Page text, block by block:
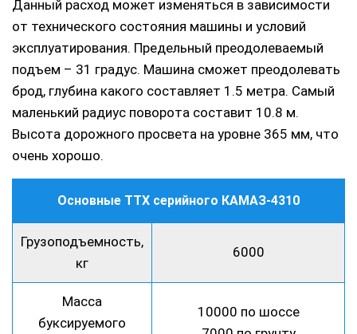
Данный расход может изменяться в зависимости
от технического состояния машины и условий
эксплуатирования. Предельный преодолеваемый
подъем – 31 градус. Машина сможет преодолевать
брод, глубина какого составляет 1.5 метра. Самый
маленький радиус поворота составит 10.8 м.
Высота дорожного просвета на уровне 365 мм, что
очень хорошо.
Основные ТТХ серийного КАМАЗ-4310
Грузоподъемность,
кг
6000
Масса
буксируемого
10000 по шоссе